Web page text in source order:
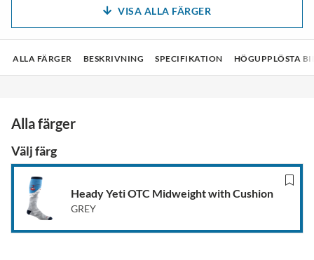
VISA ALLA FÄRGER
ALLA FÄRGER BESKRIVNING SPECIFIKATION HÖGUPPLÖSTA
Alla färger
Välj färg
Heady Yeti OTC Midweight with Cushion
GREY